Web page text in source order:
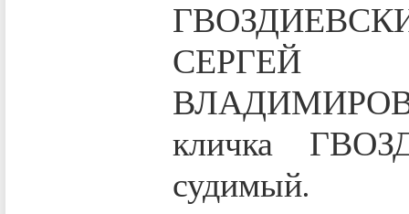
СЕРГЕЙ
кличка
судимый.